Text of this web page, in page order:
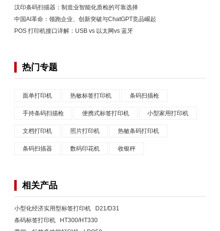
汉印条码扫描器：制造业智能化质检的可靠选择
中国AI革命：领跑企业、创新突破与ChatGPT竞品崛起
POS 打印机接口详解：USB vs 以太网vs 蓝牙
热门专题
面单打印机 热敏标签打印机 条码扫描枪
手持条码扫描枪 便携式标签打印机 小型家用打印机
文档打印机 照片打印机 热敏条码打印机
条码扫描器 数码印花机 收银秤
相关产品
小型化经济实用型标签打印机 D21/D31
条码标签打印机 HT300/HT330